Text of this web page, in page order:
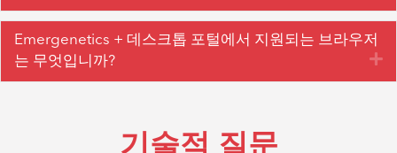
Emergenetics + 데스크톱 포털에서 지원되는 브라우저
는 무엇입니까?